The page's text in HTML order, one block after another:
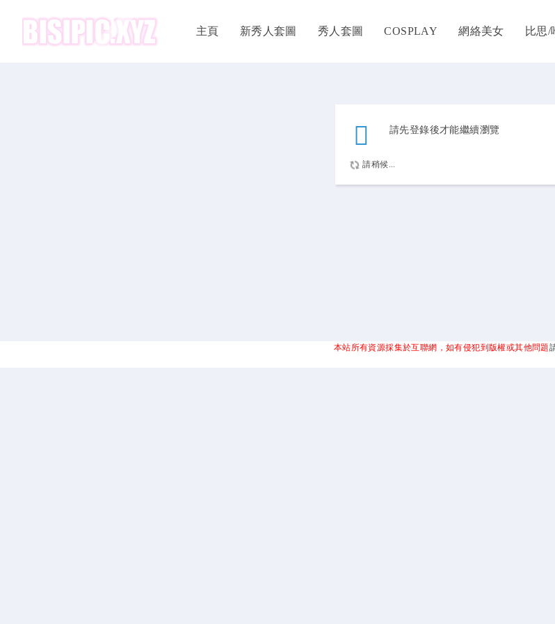
主頁 新秀人套圖 秀人套圖 COSPLAY 網絡美女 比思/
請先登錄後才能繼續瀏覽
請稍候...
本站所有資源採集於互聯網，如有侵犯到版權或其他問題